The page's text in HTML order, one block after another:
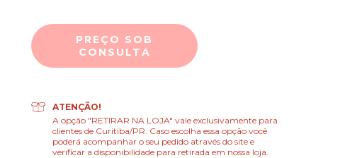
ATENÇÃO!
A opção "RETIRAR NA LOJA" vale exclusivamente para
clientes de Curitiba/PR. Caso escolha essa opção você
poderá acompanhar o seu pedido através do site e
verificar a disponibilidade para retirada em nossa loja.